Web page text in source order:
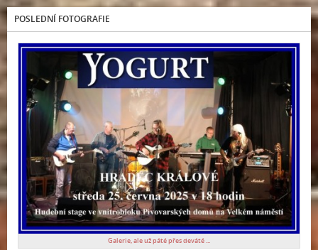
POSLEDNÍ FOTOGRAFIE
Galerie, ale už páté přes deváté ...